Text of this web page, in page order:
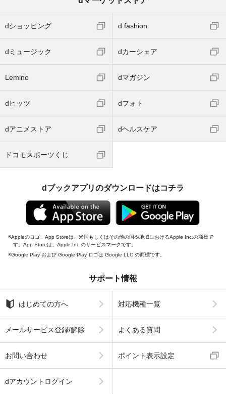
dショッピング d fashion
dミュージック dカーシェア
Lemino dマガジン
dヒッツ dフォト
dアニメストア dヘルスケア
ドコモスポーツくじ
dブックアプリのダウンロードはコチラ
Appleのロゴ、App Storeは、米国もしくはその他の国や地域におけるApple Inc.の商標で
す。App Storeは、Apple Inc.のサービスマークです。
Google Play および Google Play ロゴは Google LLC の商標です。
サポート情報
はじめての方へ 対応機種一覧
メールサービス登録/解除 よくある質問
お問い合わせ ポイント表示設定
dアカウントログイン